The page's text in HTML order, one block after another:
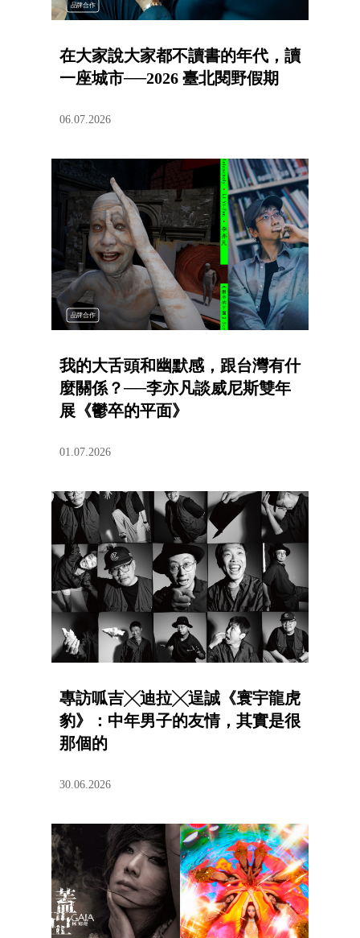
品牌合作
在大家說大家都不讀書的年代，讀
一座城市──2026 臺北閱野假期
06.07.2026
品牌合作
我的大舌頭和幽默感，跟台灣有什
麼關係？──李亦凡談威尼斯雙年
展《鬱卒的平面》
01.07.2026
專訪呱吉╳迪拉╳逞誠《寰宇龍虎
豹》：中年男子的友情，其實是很
那個的
30.06.2026